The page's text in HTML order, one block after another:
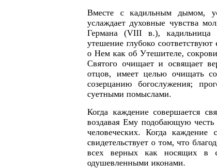
Вместе с кадильным дымом,
услаждает духовные чувства
Германа (VIIIв.), кадильница
утешение глубоко
о Нем как об Утешителе,
Святого очищает и освящает
отцов, имеет целью очищать
созерцанию богослужения;
суетными помыслами.
Когда каждение совершается
воздавая Ему подобающую
человеческих. Когда
свидетельствует о том, что
всех верных как носящих в
одушевленными иконами.